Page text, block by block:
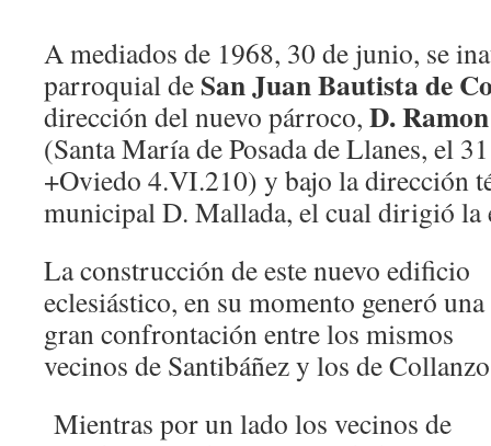
A mediados de 1968, 30 de junio, se
parroquial de San Juan Bautista de
dirección del nuevo párroco, D.
(Santa María de Posada de Llanes, el
+Oviedo 4.VI.210) y bajo la dirección
municipal D. Mallada, el cual dirigió la
La construcción de este nuevo edificio
eclesiástico, en su momento generó una
gran confrontación entre los mismos
vecinos de Santibáñez y los de
Mientras por un lado los vecinos de